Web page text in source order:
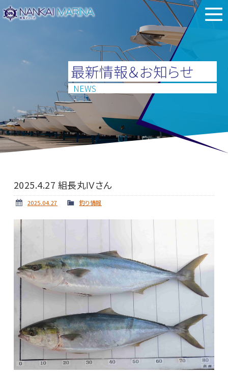
最新情報＆お知らせ
NEWS
2025.4.27 組長丸Ⅳさん
2025.04.27 釣り情報